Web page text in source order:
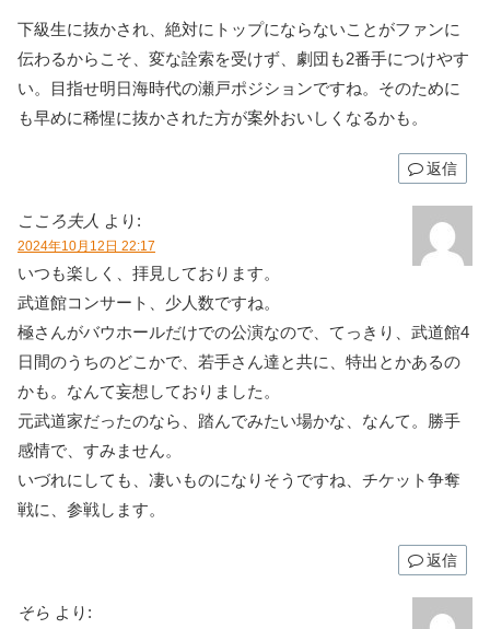
下級生に抜かされ、絶対にトップにならないことがファンに
伝わるからこそ、変な詮索を受けず、劇団も2番手につけやす
い。目指せ明日海時代の瀬戸ポジションですね。そのために
も早めに稀惺に抜かされた方が案外おいしくなるかも。
返信
こころ夫人 より:
2024年10月12日 22:17
いつも楽しく、拝見しております。
武道館コンサート、少人数ですね。
極さんがバウホールだけでの公演なので、てっきり、武道館4
日間のうちのどこかで、若手さん達と共に、特出とかあるの
かも。なんて妄想しておりました。
元武道家だったのなら、踏んでみたい場かな、なんて。勝手
感情で、すみません。
いづれにしても、凄いものになりそうですね、チケット争奪
戦に、参戦します。
返信
そら より: